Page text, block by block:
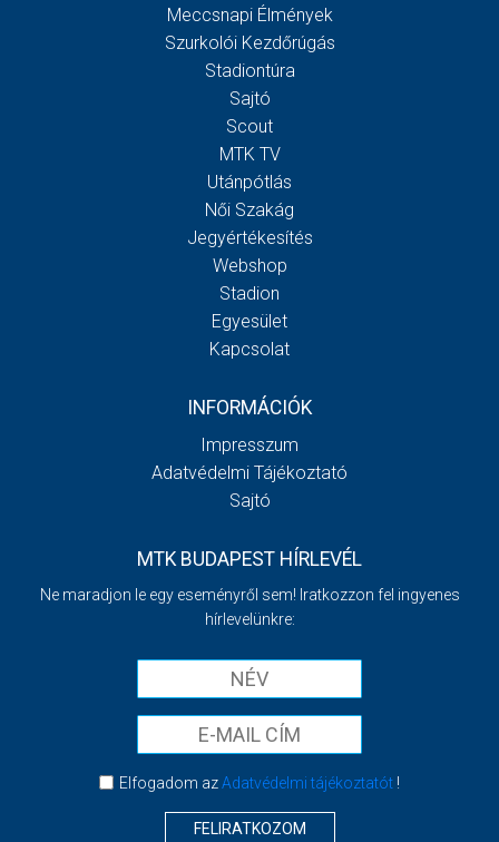
Meccsnapi Élmények
Szurkolói Kezdőrúgás
Stadiontúra
Sajtó
Scout
MTK TV
Utánpótlás
Női Szakág
Jegyértékesítés
Webshop
Stadion
Egyesület
Kapcsolat
INFORMÁCIÓK
Impresszum
Adatvédelmi Tájékoztató
Sajtó
MTK BUDAPEST HÍRLEVÉL
Ne maradjon le egy eseményről sem! Iratkozzon fel ingyenes
hírlevelünkre:
Elfogadom azAdatvédelmi tájékoztatót!
FELIRATKOZOM